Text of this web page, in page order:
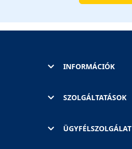
INFORMÁCIÓK
SZOLGÁLTATÁSOK
ÜGYFÉLSZOLGÁLAT